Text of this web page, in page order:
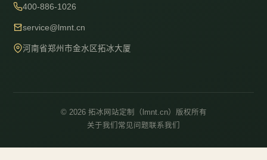
400-886-1026
service@lmnt.cn
河南省郑州市金水区拓冰大厦
© 2026 拓冰网站定制（lmnt.cn）版权所有
关于我们 常见问题联系我们